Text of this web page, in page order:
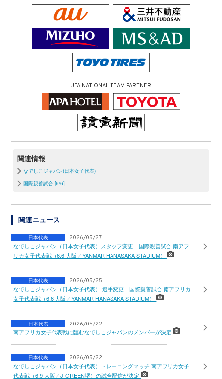
JFA NATIONAL TEAM PARTNER
関連情報
なでしこジャパン(日本女子代表)
国際親善試合 [6/6]
関連ニュース
日本代表 2026/05/27
なでしこジャパン（日本女子代表）スタッフ変更 国際親善試合 南アフ
リカ女子代表戦（6.6 大阪／YANMAR HANASAKA STADIUM）
日本代表 2026/05/25
なでしこジャパン（日本女子代表） 選手変更 国際親善試合 南アフリカ
女子代表戦（6.6 大阪／YANMAR HANASAKA STADIUM）
日本代表 2026/05/22
南アフリカ女子代表戦に臨むなでしこジャパンのメンバーが決定
日本代表 2026/05/22
なでしこジャパン（日本女子代表）トレーニングマッチ 南アフリカ女子
代表戦（6.9 大阪／J-GREEN堺）の試合配信が決定